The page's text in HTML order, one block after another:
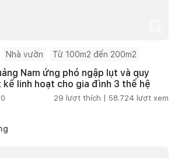
Nhà vườn Từ 100m2 đến 200m2
Nam ứng phó ngập lụt và quy
linh hoạt cho gia đình 3 thế hệ
29 lượt thích | 58.724 lượt xem